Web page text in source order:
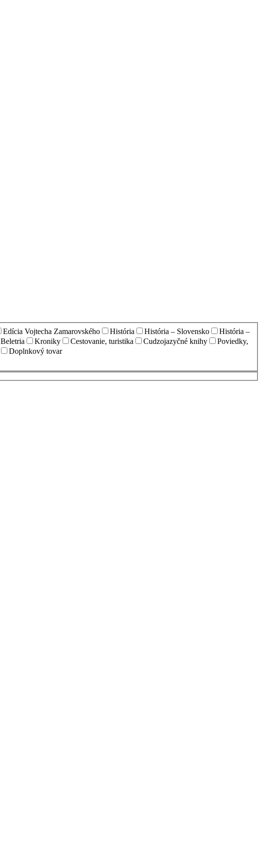
Edícia Vojtecha Zamarovského História História – Slovensko
História –
Beletria Kroniky Cestovanie, turistika Cudzojazyčné knihy
Poviedky,
Doplnkový tovar